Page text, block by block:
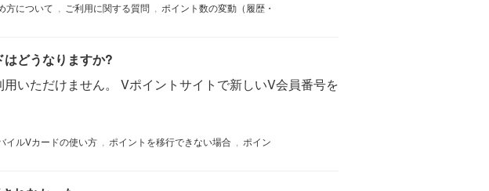
方について ご利用に関する質問
ポイント数の変動（履歴・
どうなりますか?
いただけません。 Vポイントサイトで新しいV会員番号を
イルVカードの使い方 ポイントを移行できない場合
ポイン